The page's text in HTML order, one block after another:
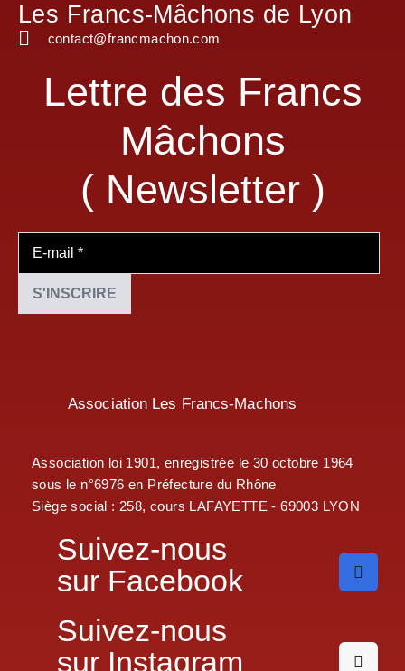
Les Francs-Mâchons de Lyon
contact@francmachon.com
Lettre des Francs
Mâchons
( Newsletter )
Association Les Francs-Machons
Association loi 1901, enregistrée le 30 octobre 1964
sous le n°6976 en Préfecture du Rhône
Siège social : 258, cours LAFAYETTE - 69003 LYON
Suivez-nous
sur Facebook
Suivez-nous
sur Instagram